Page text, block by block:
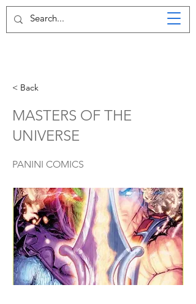
< Back
MASTERS OF THE
UNIVERSE
PANINI COMICS